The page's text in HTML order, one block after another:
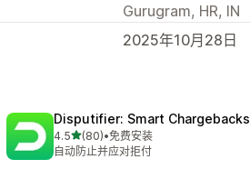
Gurugram, HR, IN
2025年10月28日
Disputifier: Smart Chargebacks
4.5星（满分 5 星）
(80)
总共 80 条评论
•免费安装
自动防止并应对拒付